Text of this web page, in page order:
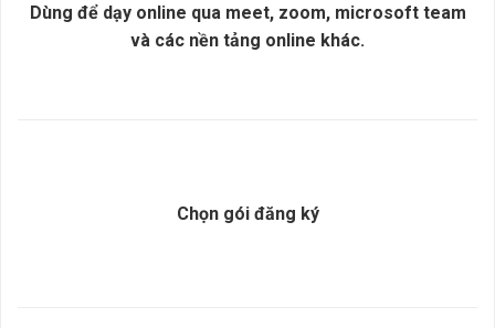
Dùng để dạy online qua meet, zoom, microsoft team
và các nền tảng online khác.
Chọn gói đăng ký